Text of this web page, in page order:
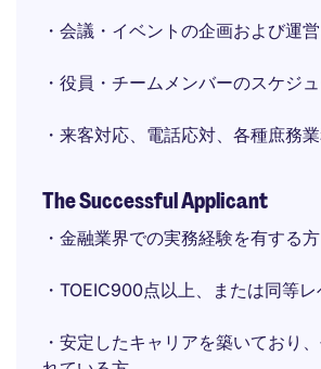
・会議・イベントの企画および運
・役員・チームメンバーのスケジ
・来客対応、電話応対、各種庶務
The Successful Applicant
・金融業界での実務経験を有する方
・TOEIC900点以上、または同等
・安定したキャリアを築いており